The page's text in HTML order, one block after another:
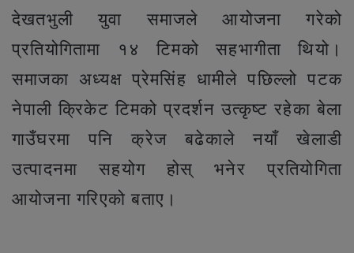
देखतभुली युवा समाजले आयोजना गरेको
प्रतियोगितामा १४ टिमको सहभागीता थियो।
समाजका अध्यक्ष प्रेमसिंह धामीले पछिल्लो पटक
नेपाली क्रिकेट टिमको प्रदर्शन उत्कृष्ट रहेका बेला
गाउँघरमा पनि क्रेज बढेकाले नयाँ खेलाडी
उत्पादनमा सहयोग होस् भनेर प्रतियोगिता
आयोजना गरिएको बताए।